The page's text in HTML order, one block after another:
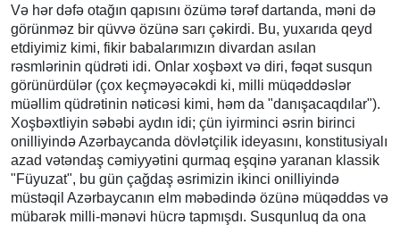
Və hər dəfə otağın qapısını özümə tərəf dartanda, məni də
görünməz bir qüvvə özünə sarı çəkirdi. Bu, yuxarıda qeyd
etdiyimiz kimi, fikir babalarımızın divardan asılan
rəsmlərinin qüdrəti idi. Onlar xoşbəxt və diri, fəqət susqun
görünürdülər (çox keçməyəcəkdi ki, milli müqəddəslər
müəllim qüdrətinin nəticəsi kimi, həm da "danışacaqdılar").
Xoşbəxtliyin səbəbi aydın idi; çün iyirminci əsrin birinci
onilliyində Azərbaycanda dövlətçilik ideyasını, konstitusiyalı
azad vətəndaş cəmiyyətini qurmaq eşqinə yaranan klassik
"Füyuzat", bu gün çağdaş əsrimizin ikinci onilliyində
müstəqil Azərbaycanın elm məbədində özünə müqəddəs və
mübarək milli-mənəvi hücrə tapmışdı. Susqunluq da ona